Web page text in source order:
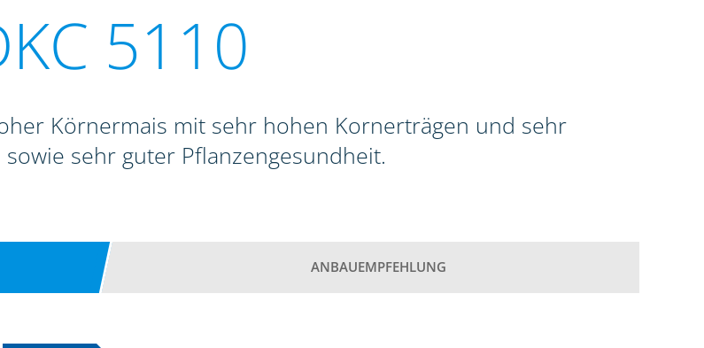
5110
Körnermais mit sehr hohen Kornerträgen und sehr
sehr guter Pflanzengesundheit.
ANBAUEMPFEHLUNG